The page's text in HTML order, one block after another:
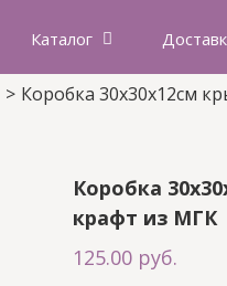
Каталог
> Коробка 30х30х12см
Коробка
крафт из МГК
125.00 руб.